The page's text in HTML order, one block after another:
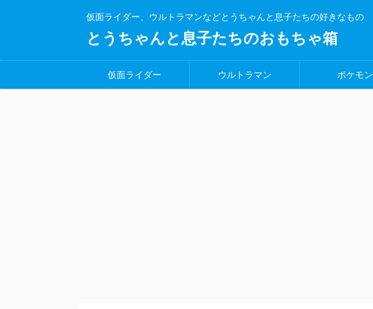
仮面ライダー、ウルトラマンなどとうちゃんと息子たちの好きなもの
とうちゃんと息子たちのおもちゃ箱
仮面ライダー ウルトラマン ポケモン